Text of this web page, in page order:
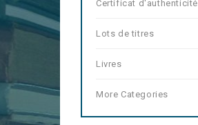
Certificat d'authenticité
Lots de titres
Livres
More Categories